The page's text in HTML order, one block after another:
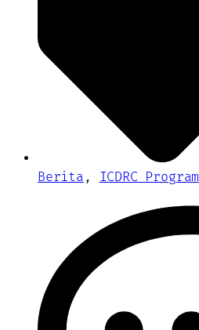
Berita , ICDRC Program